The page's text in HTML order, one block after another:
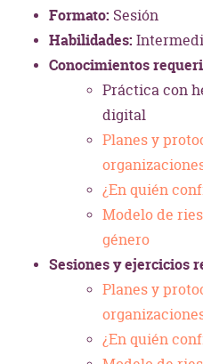
Formato: Sesión
Habilidades:
Conocimientos
Práctica con
digital
Planes y
¿En quién
Modelo de
género
Sesiones y ejercicios
Planes y
¿En quién